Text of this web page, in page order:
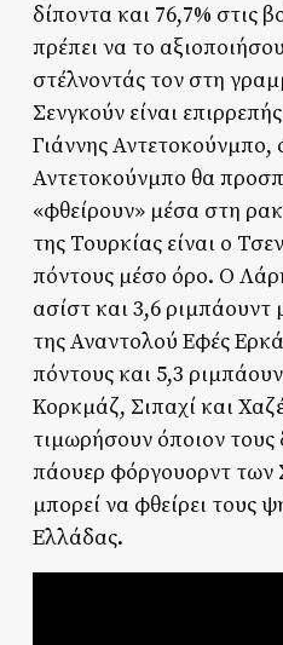
δίποντα και 76,7% στις
πρέπει να το
στέλνοντάς τον στη
Σενγκούν είναι
Γιάννης
Αντετοκούνμπο θα
«φθείρουν» μέσα στη
της Τουρκίας είναι ο
πόντους μέσο όρο. Ο
ασίστ και 3,6 ριμπάουντ
της Αναντολού Εφές
πόντους και 5,3
Κορκμάζ, Σιπαχί και
τιμωρήσουν όποιον
πάουερ φόργουορντ των
μπορεί να φθείρει τους
Ελλάδας.